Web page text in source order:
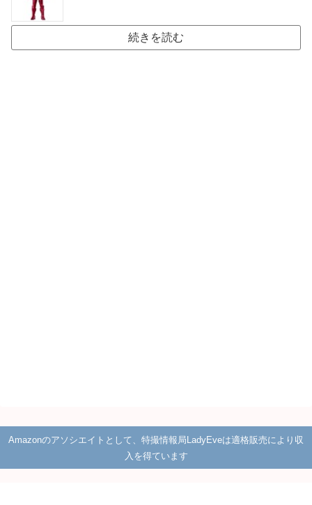
続きを読む
Amazonのアソシエイトとして、特撮情報局LadyEveは適格販売により収
入を得ています